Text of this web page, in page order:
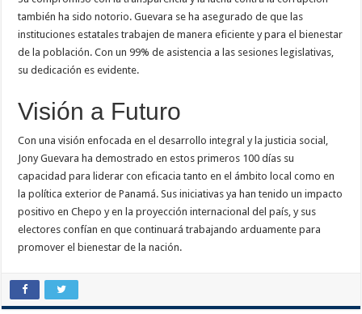
también ha sido notorio. Guevara se ha asegurado de que las
instituciones estatales trabajen de manera eficiente y para el bienestar
de la población. Con un 99% de asistencia a las sesiones legislativas,
su dedicación es evidente.
Visión a Futuro
Con una visión enfocada en el desarrollo integral y la justicia social,
Jony Guevara ha demostrado en estos primeros 100 días su
capacidad para liderar con eficacia tanto en el ámbito local como en
la política exterior de Panamá. Sus iniciativas ya han tenido un impacto
positivo en Chepo y en la proyección internacional del país, y sus
electores confían en que continuará trabajando arduamente para
promover el bienestar de la nación.